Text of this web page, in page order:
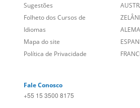
Site Corporativo
Sugestões
Folheto dos Cursos de
Idiomas
Mapa do site
REINO
Fale Conosco